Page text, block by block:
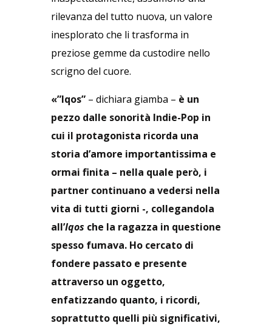
rilevanza del tutto nuova, un valore
inesplorato che li trasforma in
preziose gemme da custodire nello
scrigno del cuore.
«”Iqos” – dichiara giamba – è un
pezzo dalle sonorità Indie-Pop in
cui il protagonista ricorda una
storia d’amore importantissima e
ormai finita – nella quale però, i
partner continuano a vedersi nella
vita di tutti giorni -, collegandola
all’Iqos che la ragazza in questione
spesso fumava. Ho cercato di
fondere passato e presente
attraverso un oggetto,
enfatizzando quanto, i ricordi,
soprattutto quelli più significativi,